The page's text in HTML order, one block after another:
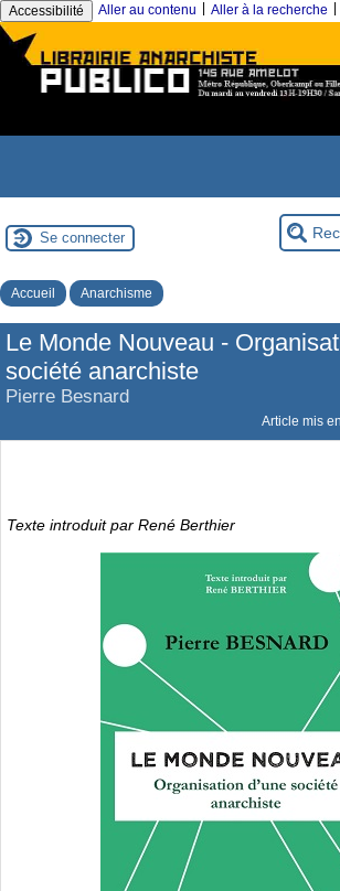
Accessibilité Aller au contenu Aller à la recherche
Se connecter
Accueil Anarchisme
Le Monde Nouveau -
société anarchiste
Pierre Besnard
Article mis
Texte introduit par René Berthier